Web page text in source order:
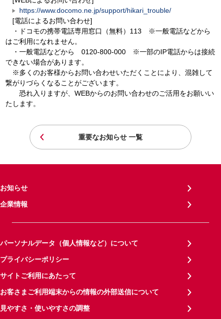
https://www.docomo.ne.jp/support/hikari_trouble/
[電話によるお問い合わせ]
・ドコモの携帯電話専用窓口（無料）113 ※一般電話などから
はご利用になれません。
・一般電話などから 0120-800-000 ※一部のIP電話からは接続
できない場合があります。
※多くのお客様からお問い合わせいただくことにより、混雑して
繋がりづらくなることがございます。
恐れ入りますが、WEBからのお問い合わせのご活用をお願いい
たします。
重要なお知らせ 一覧
お知らせ
企業情報
パーソナルデータ（個人情報など）について
プライバシーポリシー
サイトご利用にあたって
お客さまご利用端末からの情報の外部送信について
見やすさ・使いやすさの調整